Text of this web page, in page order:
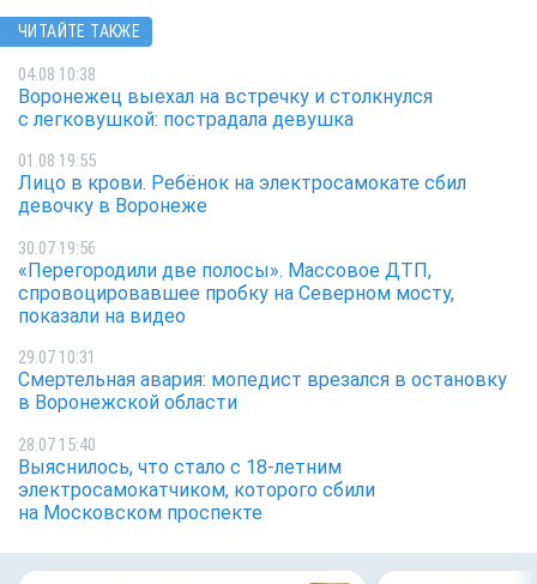
ЧИТАЙТЕ ТАКЖЕ
04.08 10:38
Воронежец выехал на встречку и столкнулся
с легковушкой: пострадала девушка
01.08 19:55
Лицо в крови. Ребёнок на электросамокате сбил
девочку в Воронеже
30.07 19:56
«Перегородили две полосы». Массовое ДТП,
спровоцировавшее пробку на Северном мосту,
показали на видео
29.07 10:31
Смертельная авария: мопедист врезался в остановку
в Воронежской области
28.07 15:40
Выяснилось, что стало с 18-летним
электросамокатчиком, которого сбили
на Московском проспекте